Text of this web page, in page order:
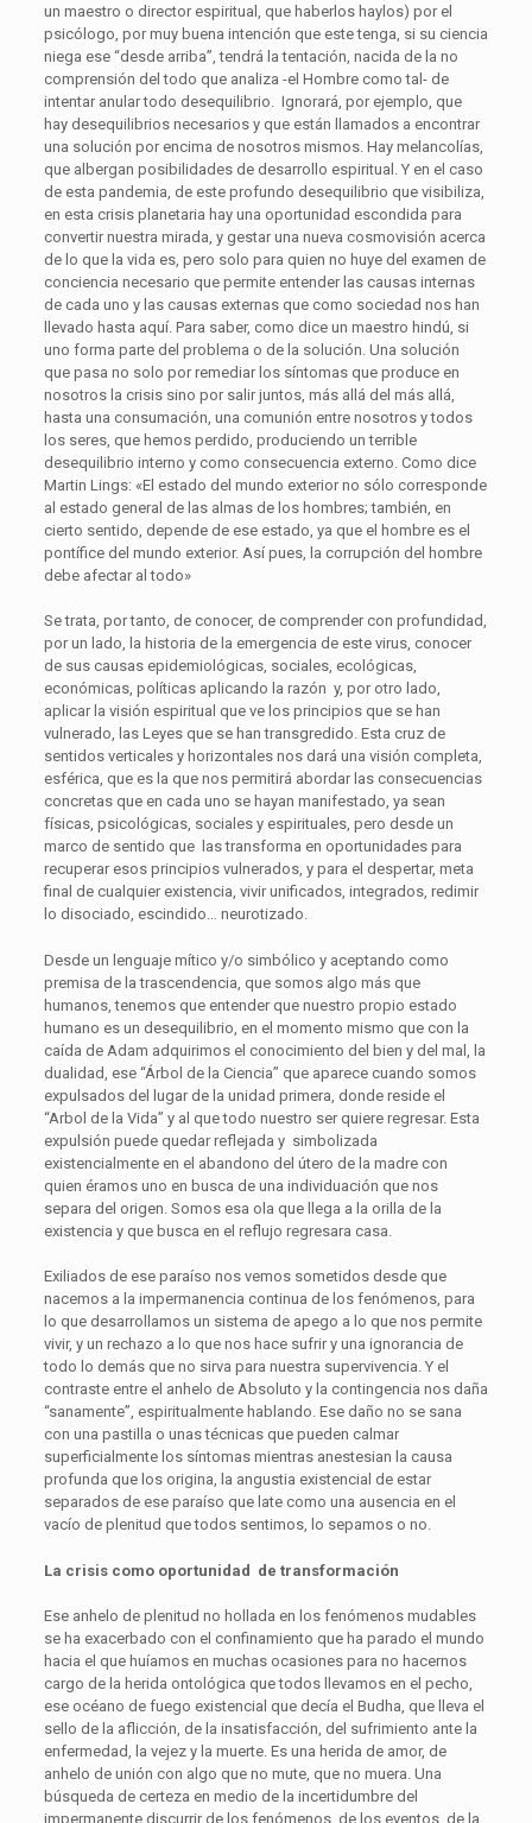
un maestro o director espiritual, que haberlos haylos) por el
psicólogo, por muy buena intención que este tenga, si su ciencia
niega ese “desde arriba”, tendrá la tentación, nacida de la no
comprensión del todo que analiza -el Hombre como tal- de
intentar anular todo desequilibrio. Ignorará, por ejemplo, que
hay desequilibrios necesarios y que están llamados a encontrar
una solución por encima de nosotros mismos. Hay melancolías,
que albergan posibilidades de desarrollo espiritual. Y en el caso
de esta pandemia, de este profundo desequilibrio que visibiliza,
en esta crisis planetaria hay una oportunidad escondida para
convertir nuestra mirada, y gestar una nueva cosmovisión acerca
de lo que la vida es, pero solo para quien no huye del examen de
conciencia necesario que permite entender las causas internas
de cada uno y las causas externas que como sociedad nos han
llevado hasta aquí. Para saber, como dice un maestro hindú, si
uno forma parte del problema o de la solución. Una solución
que pasa no solo por remediar los síntomas que produce en
nosotros la crisis sino por salir juntos, más allá del más allá,
hasta una consumación, una comunión entre nosotros y todos
los seres, que hemos perdido, produciendo un terrible
desequilibrio interno y como consecuencia externo. Como dice
Martin Lings: «El estado del mundo exterior no sólo corresponde
al estado general de las almas de los hombres; también, en
cierto sentido, depende de ese estado, ya que el hombre es el
pontífice del mundo exterior. Así pues, la corrupción del hombre
debe afectar al todo»
Se trata, por tanto, de conocer, de comprender con profundidad,
por un lado, la historia de la emergencia de este virus, conocer
de sus causas epidemiológicas, sociales, ecológicas,
económicas, políticas aplicando la razón y, por otro lado,
aplicar la visión espiritual que ve los principios que se han
vulnerado, las Leyes que se han transgredido. Esta cruz de
sentidos verticales y horizontales nos dará una visión completa,
esférica, que es la que nos permitirá abordar las consecuencias
concretas que en cada uno se hayan manifestado, ya sean
físicas, psicológicas, sociales y espirituales, pero desde un
marco de sentido que las transforma en oportunidades para
recuperar esos principios vulnerados, y para el despertar, meta
final de cualquier existencia, vivir unificados, integrados, redimir
lo disociado, escindido… neurotizado.
Desde un lenguaje mítico y/o simbólico y aceptando como
premisa de la trascendencia, que somos algo más que
humanos, tenemos que entender que nuestro propio estado
humano es un desequilibrio, en el momento mismo que con la
caída de Adam adquirimos el conocimiento del bien y del mal, la
dualidad, ese “Árbol de la Ciencia” que aparece cuando somos
expulsados del lugar de la unidad primera, donde reside el
“Arbol de la Vida” y al que todo nuestro ser quiere regresar. Esta
expulsión puede quedar reflejada y simbolizada
existencialmente en el abandono del útero de la madre con
quien éramos uno en busca de una individuación que nos
separa del origen. Somos esa ola que llega a la orilla de la
existencia y que busca en el reflujo regresara casa.
Exiliados de ese paraíso nos vemos sometidos desde que
nacemos a la impermanencia continua de los fenómenos, para
lo que desarrollamos un sistema de apego a lo que nos permite
vivir, y un rechazo a lo que nos hace sufrir y una ignorancia de
todo lo demás que no sirva para nuestra supervivencia. Y el
contraste entre el anhelo de Absoluto y la contingencia nos daña
“sanamente”, espiritualmente hablando. Ese daño no se sana
con una pastilla o unas técnicas que pueden calmar
superficialmente los síntomas mientras anestesian la causa
profunda que los origina, la angustia existencial de estar
separados de ese paraíso que late como una ausencia en el
vacío de plenitud que todos sentimos, lo sepamos o no.
La crisis como oportunidad de transformación
Ese anhelo de plenitud no hollada en los fenómenos mudables
se ha exacerbado con el confinamiento que ha parado el mundo
hacia el que huíamos en muchas ocasiones para no hacernos
cargo de la herida ontológica que todos llevamos en el pecho,
ese océano de fuego existencial que decía el Budha, que lleva el
sello de la aflicción, de la insatisfacción, del sufrimiento ante la
enfermedad, la vejez y la muerte. Es una herida de amor, de
anhelo de unión con algo que no mute, que no muera. Una
búsqueda de certeza en medio de la incertidumbre del
impermanente discurrir de los fenómenos, de los eventos, de la